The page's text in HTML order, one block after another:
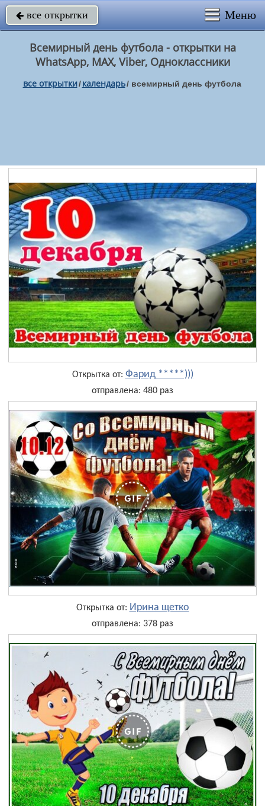
 все открытки Меню
Всемирный день футбола - открытки на
WhatsApp, MAX, Viber, Одноклассники
все открытки/ календарь/ всемирный день футбола
Открытка от: Фарид *****)))
отправлена: 480 раз
Открытка от: Ирина щетко
отправлена: 378 раз